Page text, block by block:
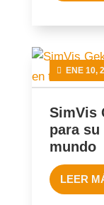
ENE 10,
SimVis
para su
mundo
LEER